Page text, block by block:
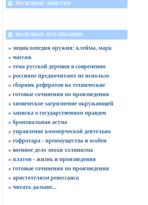
ПОЛЕЗНЫЕ ЗАМЕТКИ
ПОЛЕЗНЫЕ ПУБЛИКАЦИИ
» энциклопедия оружия: клейма, марк
» массаж
» тема русской деревни в современно
» россияне предпочитают не использо
» сборник рефератов на технические
» готовые сочинения по произведения
» химическое загрязнение окружающей
» записка о государственном правден
» бронхиальная астма
» управление коммерческой деятельно
» гофротара - преимущества и особен
» военное дело эпохи эллинизма
» платон - жизнь и произведения
» готовые сочинения по произведения
» аристотелизм ренессанса
»читать дальше...